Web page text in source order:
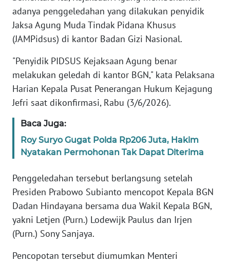
adanya penggeledahan yang dilakukan penyidik
Jaksa Agung Muda Tindak Pidana Khusus
(JAMPidsus) di kantor Badan Gizi Nasional.
"Penyidik PIDSUS Kejaksaan Agung benar
melakukan geledah di kantor BGN," kata Pelaksana
Harian Kepala Pusat Penerangan Hukum Kejagung
Jefri saat dikonfirmasi, Rabu (3/6/2026).
Baca Juga:
Roy Suryo Gugat Polda Rp206 Juta, Hakim
Nyatakan Permohonan Tak Dapat Diterima
Penggeledahan tersebut berlangsung setelah
Presiden Prabowo Subianto mencopot Kepala BGN
Dadan Hindayana bersama dua Wakil Kepala BGN,
yakni Letjen (Purn.) Lodewijk Paulus dan Irjen
(Purn.) Sony Sanjaya.
Pencopotan tersebut diumumkan Menteri
Informasi
INDEKS
BERITA
KONTAK
KAMI
INFO
TENTANG
KAMI
PEDOMAN
MEDIA
REDAKSI
KARIR